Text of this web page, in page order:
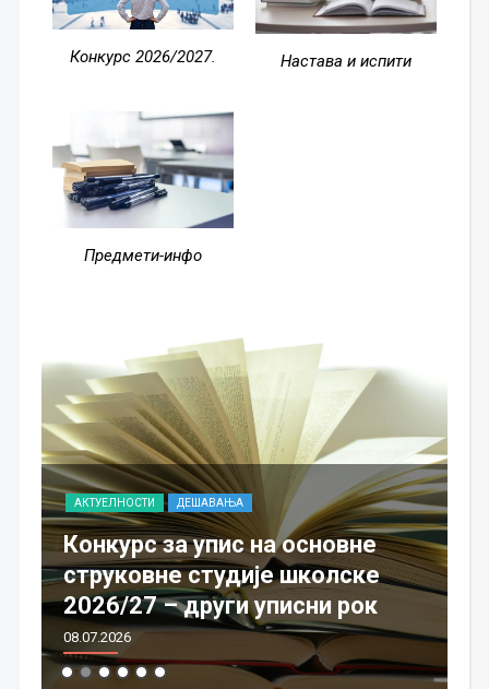
Конкурс 2026/2027. Настава и испити
Предмети-инфо
АКТУЕЛНОСТИ ДЕШАВАЊА
Конкурс за упис на основне
струковне студије школске
2026/27 – други уписни рок
08.07.2026